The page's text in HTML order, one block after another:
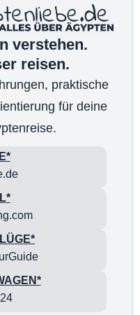
verstehen.
reisen.
praktische
für deine